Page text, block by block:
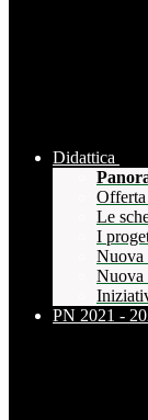
Didattica
Le
I
Nuova
Nuova
PN 2021 -